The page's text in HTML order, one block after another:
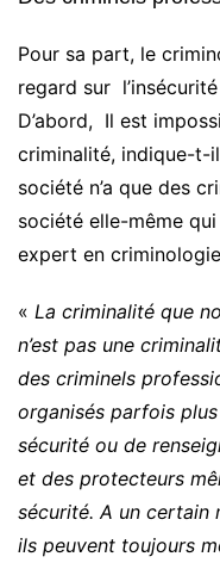
Pour sa part, le
regard sur
D’abord, Il est
criminalité, indique-t-
société n’a que des
société elle-même
expert en
« La criminalité que
n’est pas une
des criminels
organisés parfois
sécurité ou de
et des protecteurs
sécurité. A un certain
ils peuvent toujours